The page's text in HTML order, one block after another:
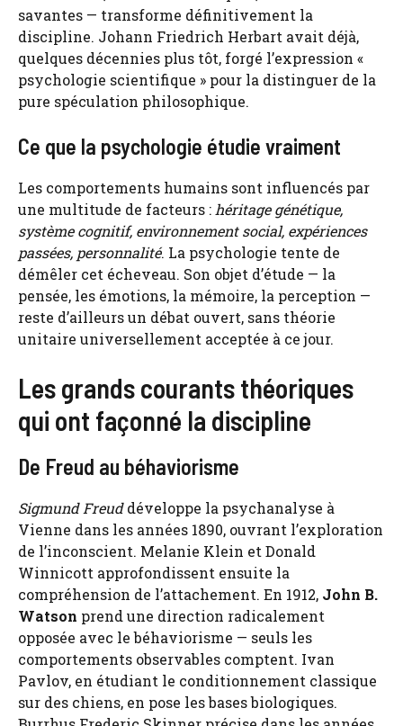
savantes — transforme définitivement la
discipline. Johann Friedrich Herbart avait déjà,
quelques décennies plus tôt, forgé l’expression «
psychologie scientifique » pour la distinguer de la
pure spéculation philosophique.
Ce que la psychologie étudie vraiment
Les comportements humains sont influencés par
une multitude de facteurs : héritage génétique,
système cognitif, environnement social, expériences
passées, personnalité. La psychologie tente de
démêler cet écheveau. Son objet d’étude — la
pensée, les émotions, la mémoire, la perception —
reste d’ailleurs un débat ouvert, sans théorie
unitaire universellement acceptée à ce jour.
Les grands courants théoriques
qui ont façonné la discipline
De Freud au béhaviorisme
Sigmund Freuddéveloppe la psychanalyse à
Vienne dans les années 1890, ouvrant l’exploration
de l’inconscient. Melanie Klein et Donald
Winnicott approfondissent ensuite la
compréhension de l’attachement. En 1912, John B.
Watson prend une direction radicalement
opposée avec le béhaviorisme — seuls les
comportements observables comptent. Ivan
Pavlov, en étudiant le conditionnement classique
sur des chiens, en pose les bases biologiques.